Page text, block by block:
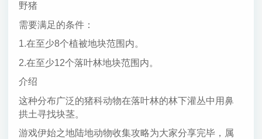
野猪
需要满足的条件：
1.在至少8个植被地块范围内。
2.在至少12个落叶林地块范围内。
介绍
这种分布广泛的猪科动物在落叶林的林下灌丛中用鼻
拱土寻找块茎。
游戏伊始之地陆地动物收集攻略为大家分享完毕，属